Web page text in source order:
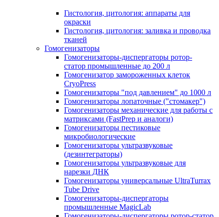
Гистология, цитология: аппараты для
окраски
Гистология, цитология: заливка и проводка
тканей
Гомогенизаторы
Гомогенизаторы-диспергаторы ротор-
статор промышленные до 200 л
Гомогенизатор замороженных клеток
CryoPress
Гомогенизаторы "под давлением" до 1000 л
Гомогенизаторы лопаточные ("стомакер")
Гомогенизаторы механические для работы с
матриксами (FastPrep и аналоги)
Гомогенизаторы пестиковые
микробиологические
Гомогенизаторы ультразвуковые
(дезинтеграторы)
Гомогенизаторы ультразвуковые для
нарезки ДНК
Гомогенизаторы универсальные UltraTurrax
Tube Drive
Гомогенизаторы-диспергаторы
промышленные MagicLab